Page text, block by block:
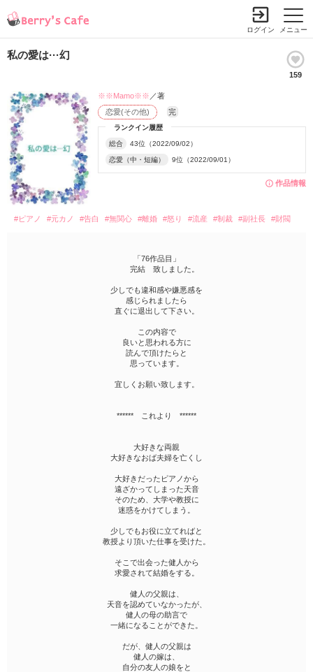
メニュー
ログイン
私の愛は···幻
159
作品情報
ランクイン履歴
総合 43位（2022/09/02）
恋愛（中・短編） 9位（2022/09/01）
恋愛(その他) 完
※※Mamo※※ ／著
#ピアノ #元カノ #告白 #無関心 #離婚 #怒り #流産 #制裁 #副社長 #財閥
「76作品目」
完結 致しました。
少しでも違和感や嫌悪感を
感じられましたら
直ぐに退出して下さい。
この内容で
良いと思われる方に
読んで頂けたらと
思っています。
宜しくお願い致します。
****** これより ******
大好きな両親
大好きなおば夫婦を亡くし
大好きだったピアノから
遠ざかってしまった天音
そのため、大学や教授に
迷惑をかけてしまう。
少しでもお役に立てればと
教授より頂いた仕事を受けた。
そこで出会った健人から
求愛されて結婚をする。
健人の父親は、
天音を認めていなかったが、
健人の母の助言で
一緒になることができた。
だが、健人の父親は
健人の嫁は、
自分の友人の娘をと